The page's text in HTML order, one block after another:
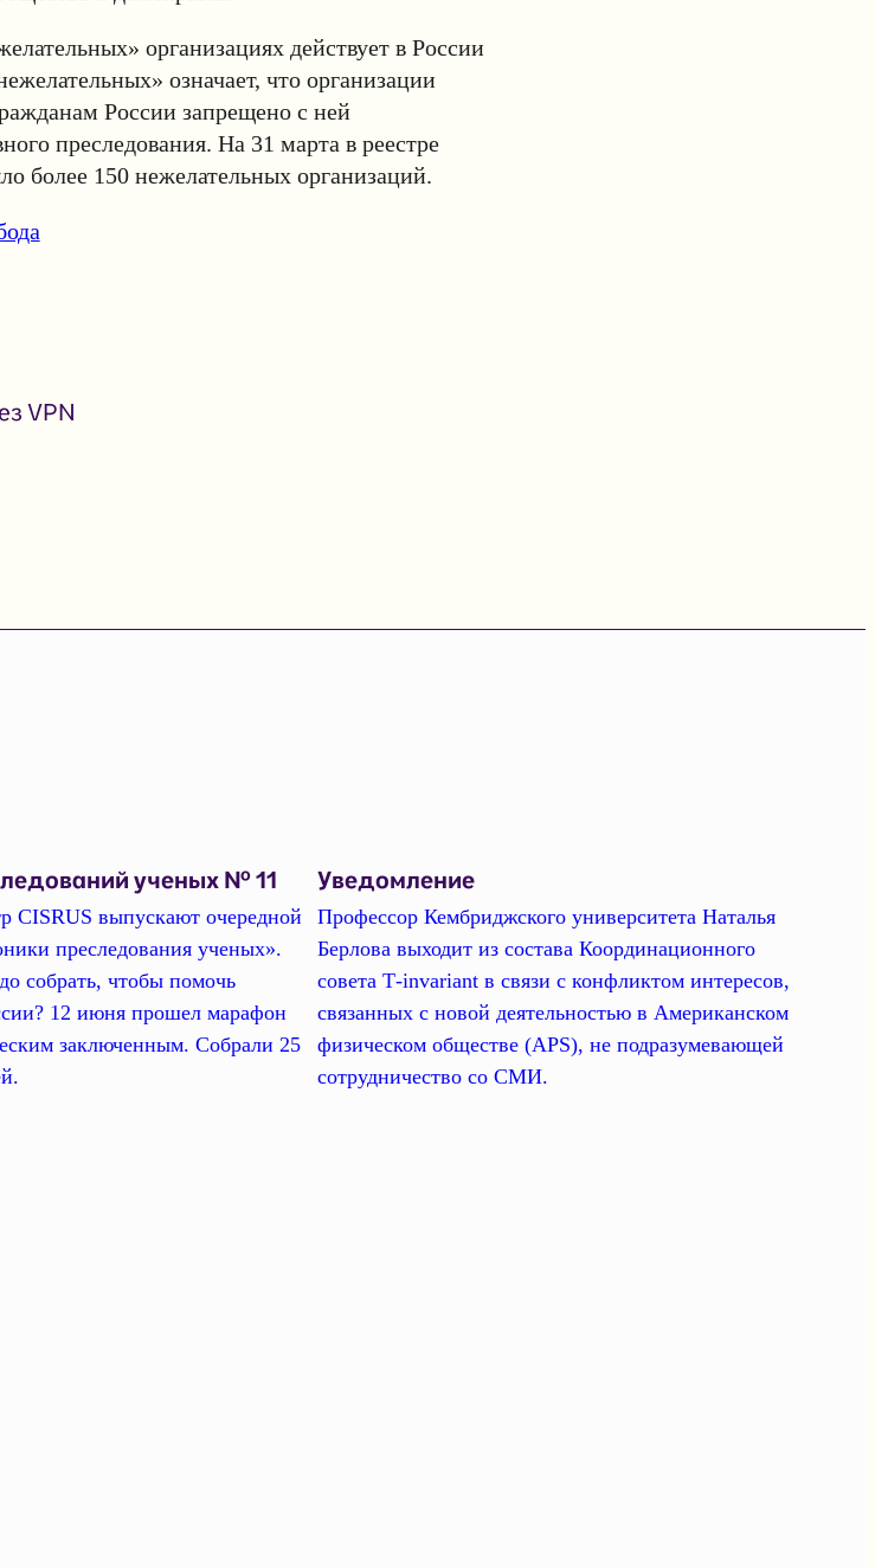
организациях действует в России
означает, что организации
России запрещено с ней
преследования. На 31 марта в реестре
более 150 нежелательных организаций.
VPN
ученых № 11
CISRUS выпускают очередной
преследования ученых».
собрать, чтобы помочь
12 июня прошел марафон
заключенным. Собрали 25
Уведомление
Профессор Кембриджского университета Наталья
Берлова выходит из состава Координационного
совета Т-invariant в связи с конфликтом интересов,
связанных с новой деятельностью в Американском
физическом обществе (APS), не подразумевающей
сотрудничество со СМИ.